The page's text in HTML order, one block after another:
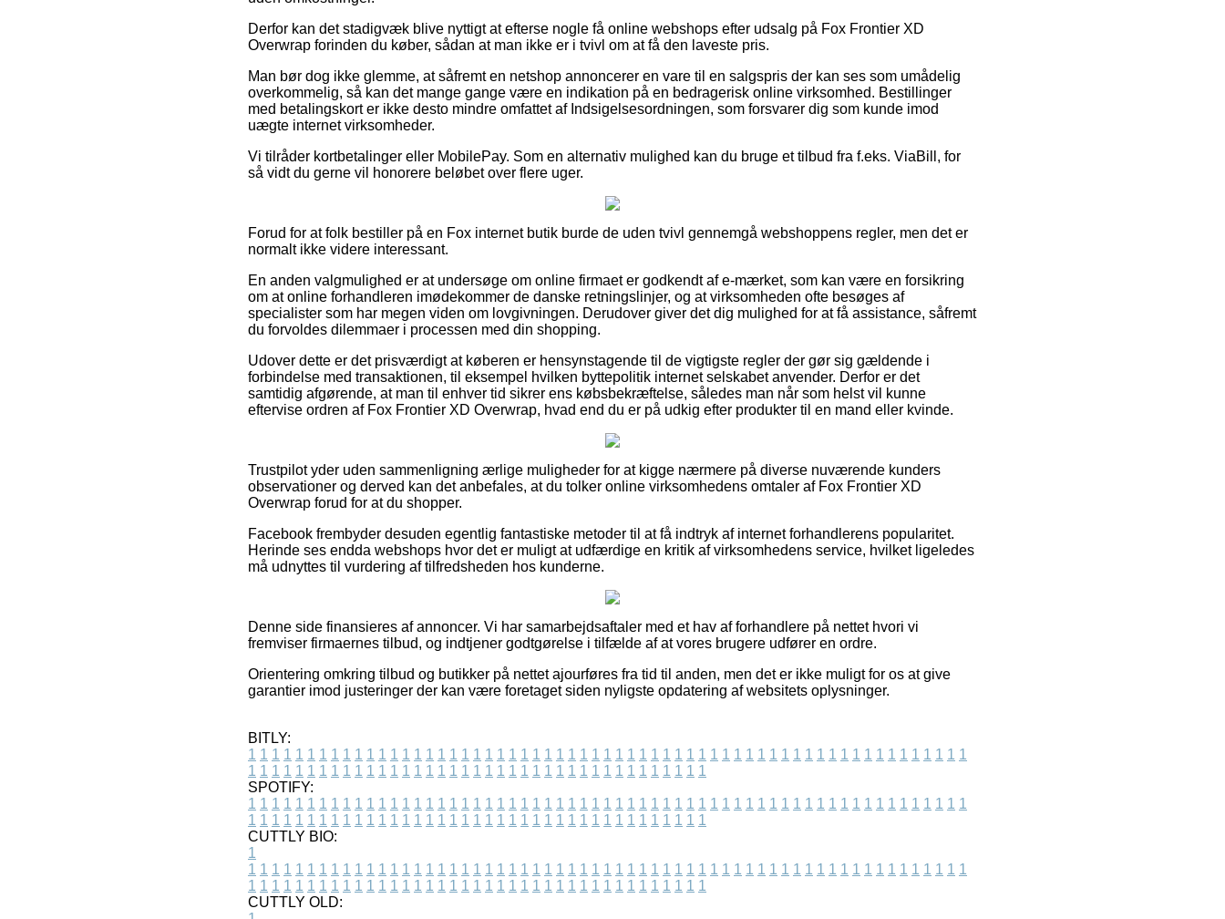
Derfor kan det stadigvæk blive nyttigt at efterse nogle få online webshops efter udsalg på Fox Frontier XD
Overwrap forinden du køber, sådan at man ikke er i tvivl om at få den laveste pris.
Man bør dog ikke glemme, at såfremt en netshop annoncerer en vare til en salgspris der kan ses som umådelig
overkommelig, så kan det mange gange være en indikation på en bedragerisk online virksomhed. Bestillinger
med betalingskort er ikke desto mindre omfattet af Indsigelsesordningen, som forsvarer dig som kunde imod
uægte internet virksomheder.
Vi tilråder kortbetalinger eller MobilePay. Som en alternativ mulighed kan du bruge et tilbud fra f.eks. ViaBill, for
så vidt du gerne vil honorere beløbet over flere uger.
Forud for at folk bestiller på en Fox internet butik burde de uden tvivl gennemgå webshoppens regler, men det er
normalt ikke videre interessant.
En anden valgmulighed er at undersøge om online firmaet er godkendt af e-mærket, som kan være en forsikring
om at online forhandleren imødekommer de danske retningslinjer, og at virksomheden ofte besøges af
specialister som har megen viden om lovgivningen. Derudover giver det dig mulighed for at få assistance, såfremt
du forvoldes dilemmaer i processen med din shopping.
Udover dette er det prisværdigt at køberen er hensynstagende til de vigtigste regler der gør sig gældende i
forbindelse med transaktionen, til eksempel hvilken byttepolitik internet selskabet anvender. Derfor er det
samtidig afgørende, at man til enhver tid sikrer ens købsbekræftelse, således man når som helst vil kunne
eftervise ordren af Fox Frontier XD Overwrap, hvad end du er på udkig efter produkter til en mand eller kvinde.
Trustpilot yder uden sammenligning ærlige muligheder for at kigge nærmere på diverse nuværende kunders
observationer og derved kan det anbefales, at du tolker online virksomhedens omtaler af Fox Frontier XD
Overwrap forud for at du shopper.
Facebook frembyder desuden egentlig fantastiske metoder til at få indtryk af internet forhandlerens popularitet.
Herinde ses endda webshops hvor det er muligt at udfærdige en kritik af virksomhedens service, hvilket ligeledes
må udnyttes til vurdering af tilfredsheden hos kunderne.
Denne side finansieres af annoncer. Vi har samarbejdsaftaler med et hav af forhandlere på nettet hvori vi
fremviser firmaernes tilbud, og indtjener godtgørelse i tilfælde af at vores brugere udfører en ordre.
Orientering omkring tilbud og butikker på nettet ajourføres fra tid til anden, men det er ikke muligt for os at give
garantier imod justeringer der kan være foretaget siden nyligste opdatering af websitets oplysninger.
BITLY:
1 1 1 1 1 1 1 1 1 1 1 1 1 1 1 1 1 1 1 1 1 1 1 1 1 1 1 1 1 1 1 1 1 1 1 1 1 1 1 1 1 1 1 1 1 1 1 1 1 1 1 1 1 1 1 1 1 1 1 1 1
1 1 1 1 1 1 1 1 1 1 1 1 1 1 1 1 1 1 1 1 1 1 1 1 1 1 1 1 1 1 1 1 1 1 1 1 1 1 1
SPOTIFY:
1 1 1 1 1 1 1 1 1 1 1 1 1 1 1 1 1 1 1 1 1 1 1 1 1 1 1 1 1 1 1 1 1 1 1 1 1 1 1 1 1 1 1 1 1 1 1 1 1 1 1 1 1 1 1 1 1 1 1 1 1
1 1 1 1 1 1 1 1 1 1 1 1 1 1 1 1 1 1 1 1 1 1 1 1 1 1 1 1 1 1 1 1 1 1 1 1 1 1 1
CUTTLY BIO:
1
1 1 1 1 1 1 1 1 1 1 1 1 1 1 1 1 1 1 1 1 1 1 1 1 1 1 1 1 1 1 1 1 1 1 1 1 1 1 1 1 1 1 1 1 1 1 1 1 1 1 1 1 1 1 1 1 1 1 1 1 1
1 1 1 1 1 1 1 1 1 1 1 1 1 1 1 1 1 1 1 1 1 1 1 1 1 1 1 1 1 1 1 1 1 1 1 1 1 1 1
CUTTLY OLD: